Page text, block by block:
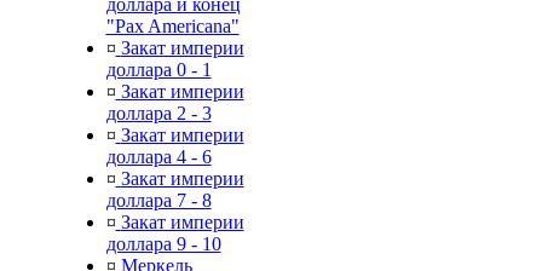
доллара и конец
"Pax Americana"
¤ Закат империи
доллара 0 - 1
¤ Закат империи
доллара 2 - 3
¤ Закат империи
доллара 4 - 6
¤ Закат империи
доллара 7 - 8
¤ Закат империи
доллара 9 - 10
¤ Меркель